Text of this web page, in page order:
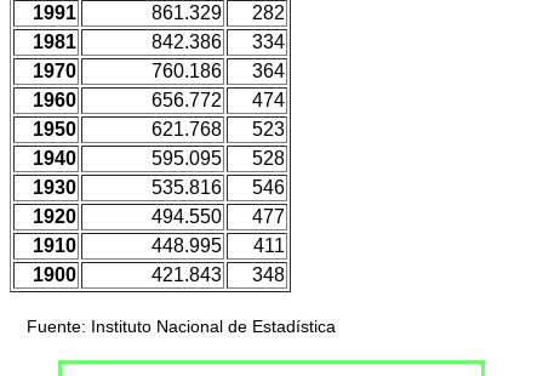
1991
861.329
282
1981
842.386
334
1970
760.186
364
1960
656.772
474
1950
621.768
523
1940
595.095
528
1930
535.816
546
1920
494.550
477
1910
448.995
411
1900
421.843 348
Fuente: Instituto Nacional de Estadística